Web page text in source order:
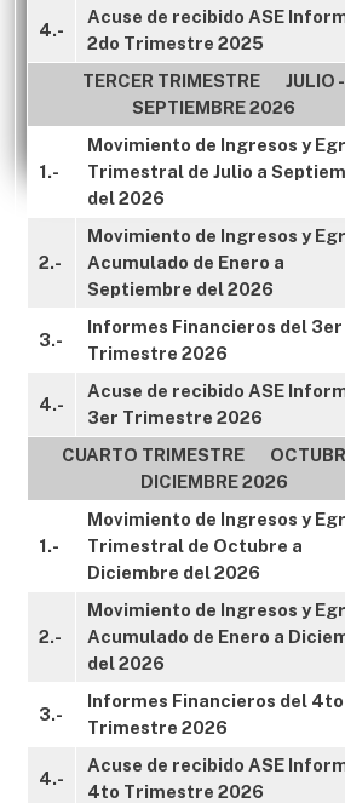
4.-
Acuse de recibido ASE
2do Trimestre 2025
TERCER TRIMESTRE JULIO -
SEPTIEMBRE 2026
1.-
Movimiento de Ingresos y
Trimestral de Julio a
del 2026
2.-
Movimiento de Ingresos y
Acumulado de Enero a
Septiembre del 2026
3.-
Informes Financieros del 3er
Trimestre 2026
4.-
Acuse de recibido ASE
3er Trimestre 2026
CUARTO TRIMESTRE
DICIEMBRE 2026
1.-
Movimiento de Ingresos y
Trimestral de Octubre a
Diciembre del 2026
2.-
Movimiento de Ingresos y
Acumulado de Enero a
del 2026
3.-
Informes Financieros del 4to
Trimestre 2026
4.-
Acuse de recibido ASE
4to Trimestre 2026